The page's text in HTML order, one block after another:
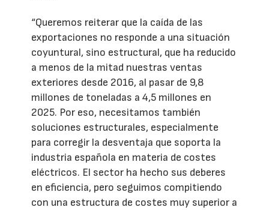
“Queremos reiterar que la caída de las
exportaciones no responde a una situación
coyuntural, sino estructural, que ha reducido
a menos de la mitad nuestras ventas
exteriores desde 2016, al pasar de 9,8
millones de toneladas a 4,5 millones en
2025. Por eso, necesitamos también
soluciones estructurales, especialmente
para corregir la desventaja que soporta la
industria española en materia de costes
eléctricos. El sector ha hecho sus deberes
en eficiencia, pero seguimos compitiendo
con una estructura de costes muy superior a